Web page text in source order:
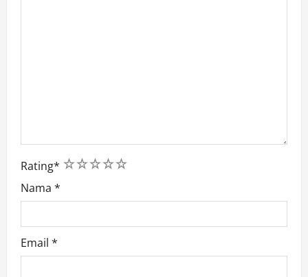
Rating* 5
4
3
2
1
Nama *
Email *